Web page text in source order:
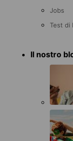
Jobs
Test di
Il nostro